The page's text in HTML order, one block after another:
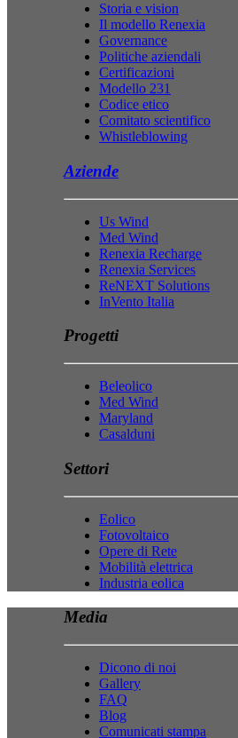
Storia e vision
Il modello Renexia
Governance
Politiche aziendali
Certificazioni
Modello 231
Codice etico
Comitato scientifico
Whistleblowing
Aziende
Us Wind
Med Wind
Renexia Recharge
Renexia Services
ReNEXT Solutions
InVento Italia
Progetti
Beleolico
Med Wind
Maryland
Casalduni
Settori
Eolico
Fotovoltaico
Opere di Rete
Mobilità elettrica
Industria eolica
Media
Dicono di noi
Gallery
FAQ
Blog
Comunicati stampa